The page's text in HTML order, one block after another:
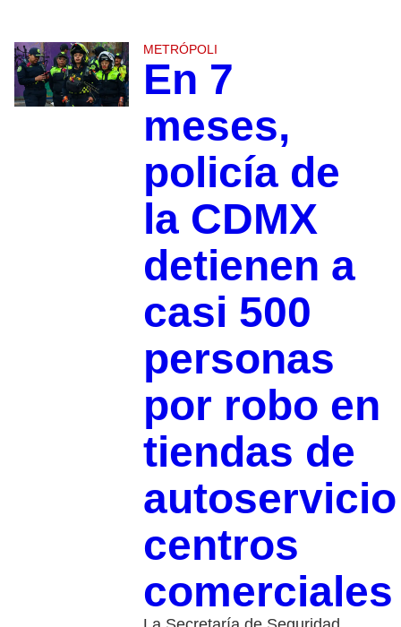
METRÓPOLI
En 7
meses,
policía de
la CDMX
detienen a
casi 500
personas
por robo en
tiendas de
centros